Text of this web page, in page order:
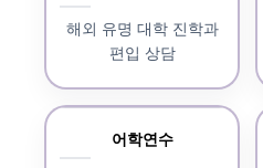
해외 유명 대학 진학과
편입 상담
어학연수